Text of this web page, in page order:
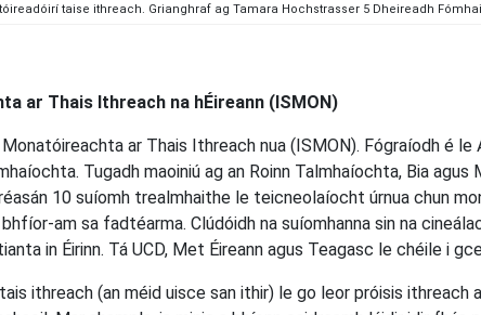
taise ithreach. Grianghraf ag Tamara Hochstrasser 5 Dheireadh
ar Thais Ithreach na hÉireann (ISMON)
Monatóireachta ar Thais Ithreach nua (ISMON). Fógraíodh é le
Tugadh maoiniú ag an Roinn Talmhaíochta, Bia agus
10 suíomh trealmhaithe le teicneolaíocht úrnua chun
am sa fadtéarma. Clúdóidh na suíomhanna sin na
in Éirinn. Tá UCD, Met Éireann agus Teagasc le chéile i
ithreach (an méid uisce san ithir) le go leor próisis ithreach